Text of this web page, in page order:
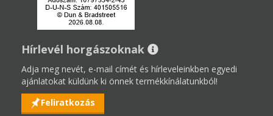
Hírlevél horgászoknak
Adja meg nevét, e-mail címét és hírleveleinkben egyedi
ajánlatokat küldünk ki önnek termékkínálatunkból!
Feliratkozás